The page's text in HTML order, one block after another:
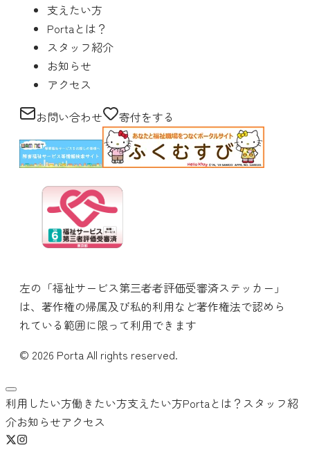
支えたい方
Portaとは？
スタッフ紹介
お知らせ
アクセス
お問い合わせ
寄付をする
左の「福祉サービス第三者者評価受審済ステッカー」
は、著作権の帰属及び私的利用など著作権法で認めら
れている範囲に限って利用できます
© 2026 Porta All rights reserved.
利用したい方働きたい方支えたい方Portaとは？ スタッフ紹
介お知らせアクセス